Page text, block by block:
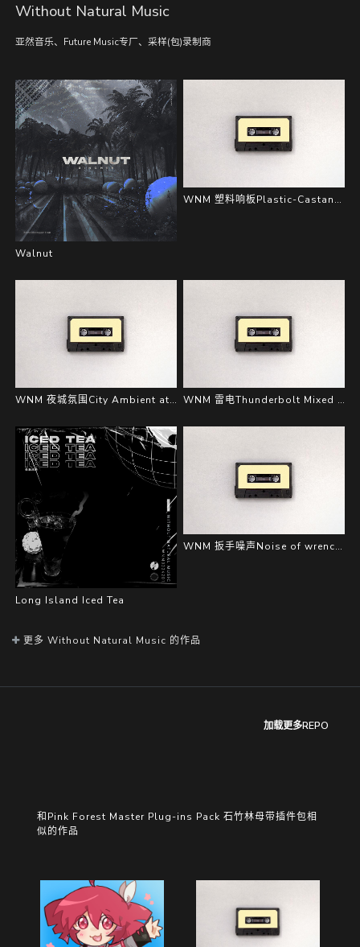
Without Natural Music
亚然音乐、Future Music专厂、采样(包)录制商
Walnut
WNM 塑料响板Plastic-Castanet Sample Pack
WNM 夜城氛围City Ambient at Night Sample Audio WNM 雷电Thunderbolt Mixed Kits
Long Island Iced Tea
WNM 扳手噪声Noise of wrench Sample Pack
更多 Without Natural Music 的作品
加载更多REPO
和Pink Forest Master Plug-ins Pack 石竹林母带插件包相
似的作品